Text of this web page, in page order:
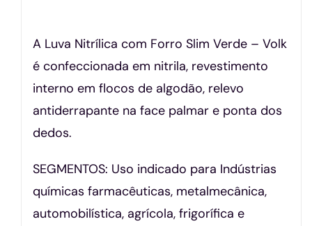
A Luva Nitrílica com Forro Slim Verde – Volk
é confeccionada em nitrila, revestimento
interno em flocos de algodão, relevo
antiderrapante na face palmar e ponta dos
dedos.
SEGMENTOS: Uso indicado para Indústrias
químicas farmacêuticas, metalmecânica,
automobilística, agrícola, frigorífica e